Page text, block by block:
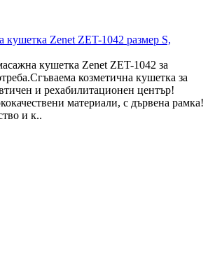
Zenet ZET-1042 размер S,
кушетка Zenet ZET-1042 за
козметична кушетка за
и рехабилитационен център!
материали, с дървена рамка!
и к..